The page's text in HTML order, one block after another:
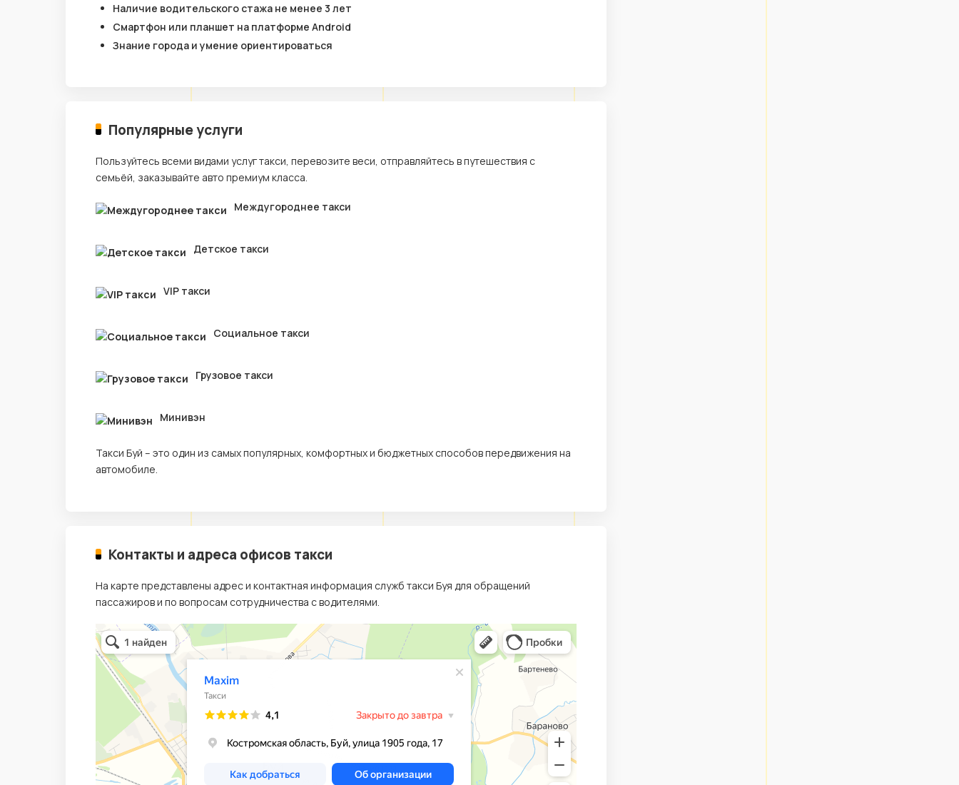
Наличие водительского стажа не менее 3 лет
Смартфон или планшет на платформе Android
Знание города и умение ориентироваться
Популярные услуги
Пользуйтесь всеми видами услуг такси, перевозите веси, отправляйтесь в путешествия с
семьёй, заказывайте авто премиум класса.
Междугороднее такси
Детское такси
VIP такси
Социальное такси
Грузовое такси
Минивэн
Такси Буй – это один из самых популярных, комфортных и бюджетных способов передвижения на
автомобиле.
Контакты и адреса офисов такси
На карте представлены адрес и контактная информация служб такси Буя для обращений
пассажиров и по вопросам сотрудничества с водителями.